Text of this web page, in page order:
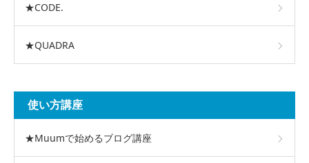
★CODE.
★QUADRA
使い方講座
★Muumで始めるブログ講座